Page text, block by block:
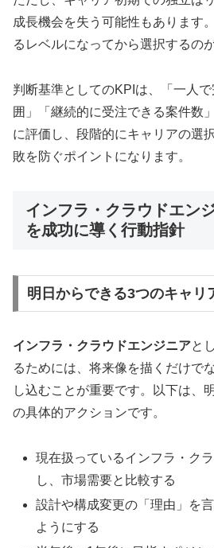
成長機会を失う可能性もあります
るレベルになってから選択するの
判断基準としてのKPIは、「一人
囲」「継続的に受注できる案件数
に評価し、段階的にキャリアの選
敗を防ぐポイントになります。
インフラ・クラウドエン
を成功に導く行動指針
明日からできる3つのキャリ
インフラ・クラウドエンジニアと
るためには、将来像を描くだけで
し込むことが重要です。以下は、
の具体的アクションです。
現在扱っているインフラ・ク
し、市場需要と比較する
設計や構成変更の「理由」を
ようにする